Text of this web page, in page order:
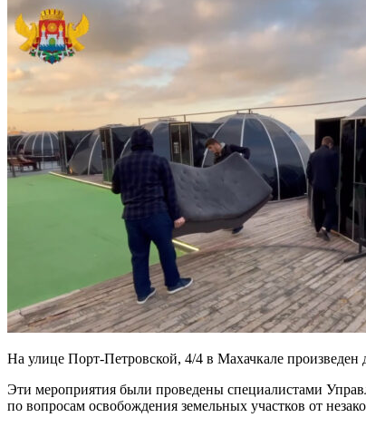
На улице Порт-Петровской, 4/4 в Махачкале
Эти мероприятия были проведены специалистами
по вопросам освобождения земельных участков от